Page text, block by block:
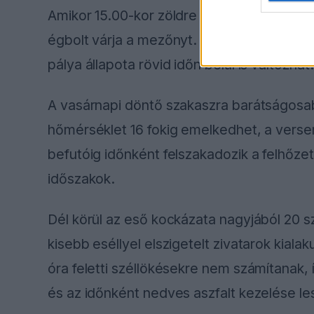
Amikor 15.00-kor zöldre vált a lámpa a
égbolt várja a mezőnyt. A verseny elején
pálya állapota rövid időn belül is változhat.
A vasárnapi döntő szakaszra
hőmérséklet 16 fokig emelkedhet, a
befutóig időnként felszakadozik a
időszakok.
Dél körül az eső kockázata nagyjából 20
kisebb eséllyel elszigetelt zivatarok
óra feletti széllökésekre nem
és az időnként nedves aszfalt kezelése